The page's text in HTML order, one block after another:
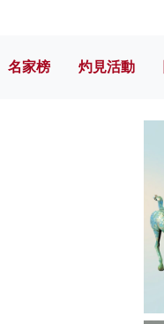
名家榜 灼見活動